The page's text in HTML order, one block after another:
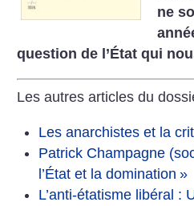
ne
question de l’État qui
Les autres articles du
Les anarchistes et la
Patrick Champagne
l’État et la domination »
L’anti-étatisme libéral :